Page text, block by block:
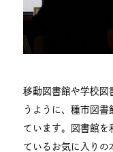
移動図書館や学校図
うように、種市図
ています。図書館を
ているお気に入りの